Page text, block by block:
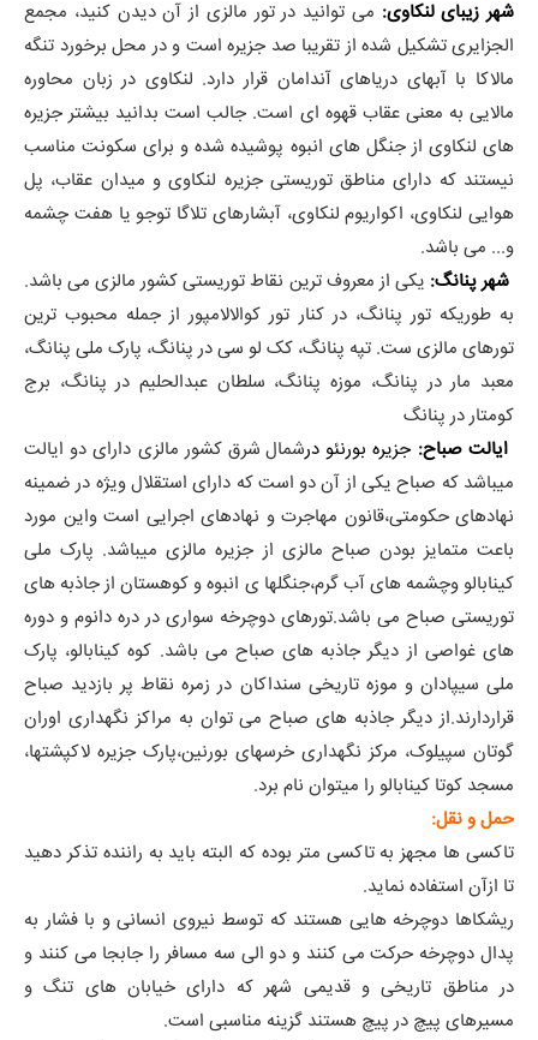
شهر زیبای لنکاوی: می توانید در تور مالزی از آن دیدن کنید، مجمع
الجزایری تشکیل شده از تقریبا صد جزیره است و در محل برخورد تنگه
مالاکا با آبهای دریاهای آندامان قرار دارد. لنکاوی در زبان محاوره
مالایی به معنی عقاب قهوه ای است. جالب است بدانید بیشتر جزیره
های لنکاوی از جنگل های انبوه پوشیده شده و برای سکونت مناسب
نیستند که دارای مناطق توریستی جزیره لنکاوی و میدان عقاب، پل
هوایی لنکاوی، اکواریوم لنکاوی، آبشارهای تلاگا توجو یا هفت چشمه
و... می باشد.
شهر پنانگ: یکی از معروف ترین نقاط توریستی کشور مالزی می باشد.
به طوریکه تور پنانگ، در کنار تور کوالالامپور از جمله محبوب ترین
تورهای مالزی ست. تپه پنانگ، کک لو سی در پنانگ، پارک ملی پنانگ،
معبد مار در پنانگ، موزه پنانگ، سلطان عبدالحلیم در پنانگ، برج
کومتار در پنانگ
ایالت صباح: جزیره بورنئو درشمال شرق کشور مالزی دارای دو ایالت
میباشد که صباح یکی از آن دو است که دارای استقلال ویژه در ضمینه
نهادهای حکومتی،قانون مهاجرت و نهادهای اجرایی است واین مورد
باعت متمایز بودن صباح مالزی از جزیره مالزی میباشد. پارک ملی
کینابالو وچشمه های آب گرم،جنگلها ی انبوه و کوهستان از جاذبه های
توریستی صباح می باشد.تورهای دوچرخه سواری در دره دانوم و دوره
های غواصی از دیگر جاذبه های صباح می باشد. کوه کینابالو، پارک
ملی سیپادان و موزه تاریخی سنداکان در زمره نقاط پر بازدید صباح
قراردارند.از دیگر جاذبه های صباح می توان به مراکز نگهداری اوران
گوتان سپیلوک، مرکز نگهداری خرسهای بورنین،پارک جزیره لاکپشتها،
مسجد کوتا کینابالو را میتوان نام برد.
حمل و نقل:
تاکسی ها مجهز به تاکسی متر بوده که البته باید به راننده تذکر دهید
تا ازآن استفاده نماید.
ریشکاها دوچرخه هایی هستند که توسط نیروی انسانی و با فشار به
پدال دوچرخه حرکت می کنند و دو الی سه مسافر را جابجا می کنند و
در مناطق تاریخی و قدیمی شهر که دارای خیابان های تنگ و
مسیرهای پیچ در پیچ هستند گزینه مناسبی است.